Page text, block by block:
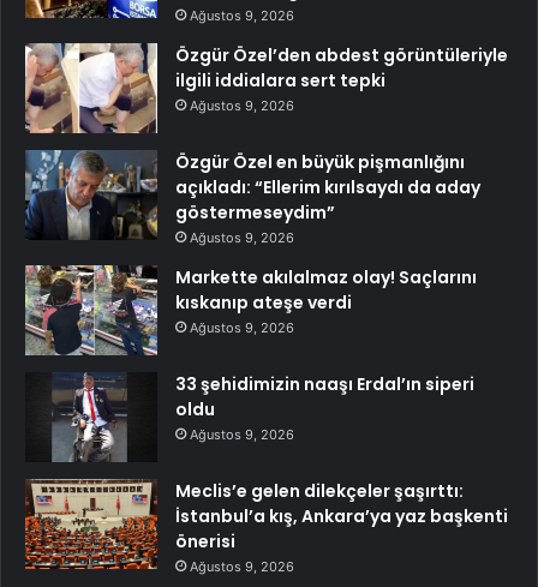
Ağustos 9, 2026
Özgür Özel’den abdest görüntüleriyle
ilgili iddialara sert tepki
Ağustos 9, 2026
Özgür Özel en büyük pişmanlığını
açıkladı: “Ellerim kırılsaydı da aday
göstermeseydim”
Ağustos 9, 2026
Markette akılalmaz olay! Saçlarını
kıskanıp ateşe verdi
Ağustos 9, 2026
33 şehidimizin naaşı Erdal’ın siperi
oldu
Ağustos 9, 2026
Meclis’e gelen dilekçeler şaşırttı:
İstanbul’a kış, Ankara’ya yaz başkenti
önerisi
Ağustos 9, 2026